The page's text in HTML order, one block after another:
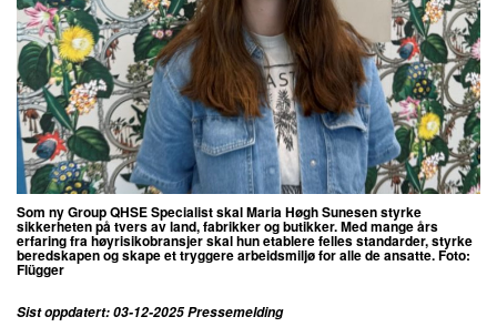
Som ny Group QHSE Specialist skal Maria Høgh Sunesen styrke
sikkerheten på tvers av land, fabrikker og butikker. Med mange års
erfaring fra høyrisikobransjer skal hun etablere felles standarder, styrke
beredskapen og skape et tryggere arbeidsmiljø for alle de ansatte. Foto:
Flügger
Sist oppdatert: 03-12-2025 Pressemelding